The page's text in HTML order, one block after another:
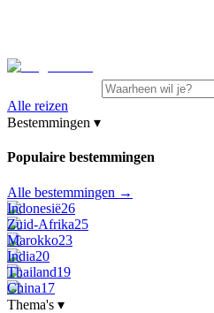
Alle reizen
Bestemmingen ▾
Populaire bestemmingen
Alle bestemmingen →
Indonesië26
Zuid-Afrika25
Marokko23
India20
Thailand19
China17
Thema's ▾